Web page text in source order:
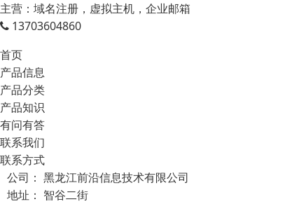
主营：域名注册，虚拟主机，企业邮箱
13703604860
首页
产品信息
产品分类
产品知识
有问有答
联系我们
联系方式
公司： 黑龙江前沿信息技术有限公司
地址： 智谷二街